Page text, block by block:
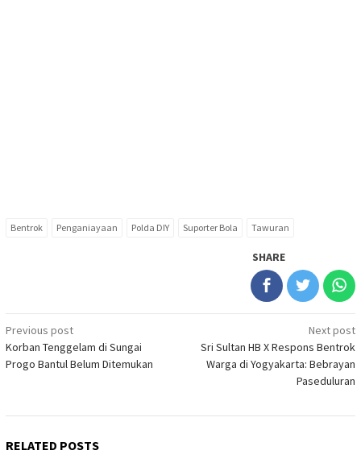
Bentrok Penganiayaan Polda DIY Suporter Bola Tawuran
SHARE
Post
navigation
Previous post
Korban Tenggelam di Sungai
Progo Bantul Belum Ditemukan
Next post
Sri Sultan HB X Respons Bentrok
Warga di Yogyakarta: Bebrayan
Paseduluran
RELATED POSTS